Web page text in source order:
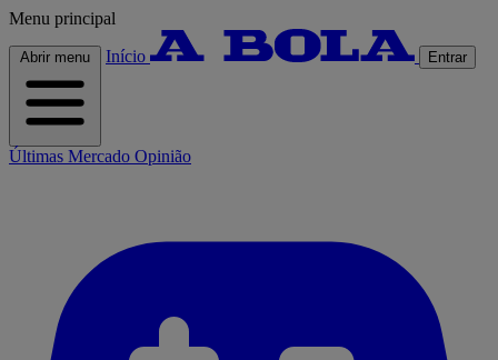
Menu principal
Abrir menu Início Entrar
Últimas Mercado Opinião